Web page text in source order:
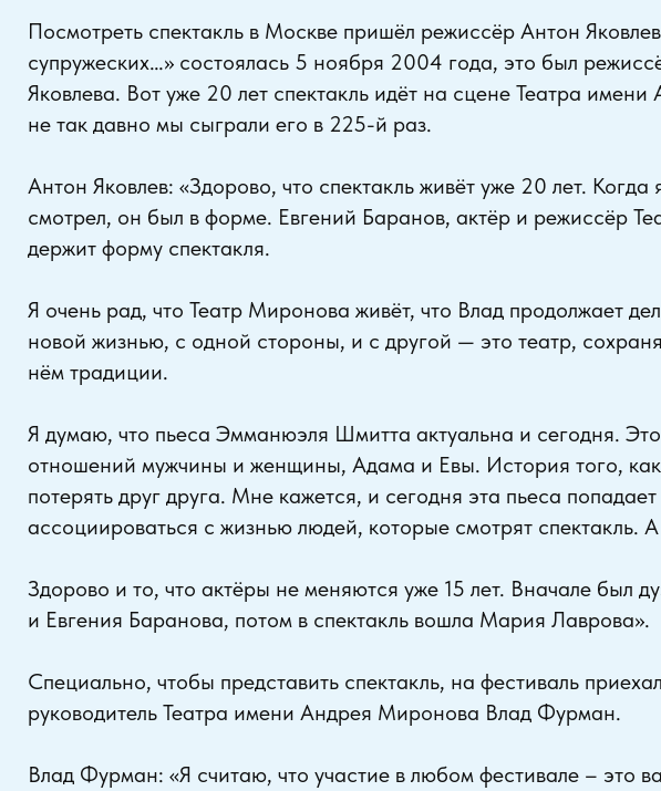
Посмотреть спектакль в Москве пришёл режиссёр Антон
супружеских…» состоялась 5 ноября 2004 года, это был
Яковлева. Вот уже 20 лет спектакль идёт на сцене Театра
не так давно мы сыграли его в 225-й раз.
Антон Яковлев: «Здорово, что спектакль живёт уже 20 лет. Когда
смотрел, он был в форме. Евгений Баранов, актёр и режиссёр
держит форму спектакля.
Я очень рад, что Театр Миронова живёт, что Влад продолжает
новой жизнью, с одной стороны, и с другой — это театр,
нём традиции.
Я думаю, что пьеса Эмманюэля Шмитта актуальна и сегодня.
отношений мужчины и женщины, Адама и Евы. История того,
потерять друг друга. Мне кажется, и сегодня эта пьеса
ассоциироваться с жизнью людей, которые смотрят спектакль.
Здорово и то, что актёры не меняются уже 15 лет. Вначале был
и Евгения Баранова, потом в спектакль вошла Мария Лаврова».
Специально, чтобы представить спектакль, на фестиваль
руководитель Театра имени Андрея Миронова Влад Фурман.
Влад Фурман: «Я считаю, что участие в любом фестивале – это